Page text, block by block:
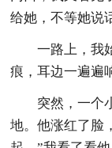
给她，不等她说
一路上，我
痕，耳边一遍遍
突然，一个
地。他涨红了脸